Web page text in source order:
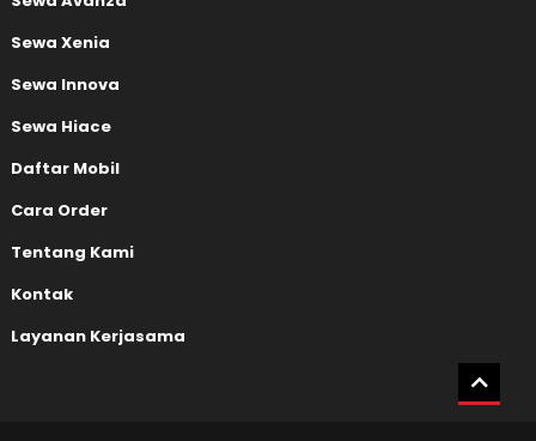
Sewa Xenia
Sewa Innova
Sewa Hiace
Daftar Mobil
Cara Order
Tentang Kami
Kontak
Layanan Kerjasama